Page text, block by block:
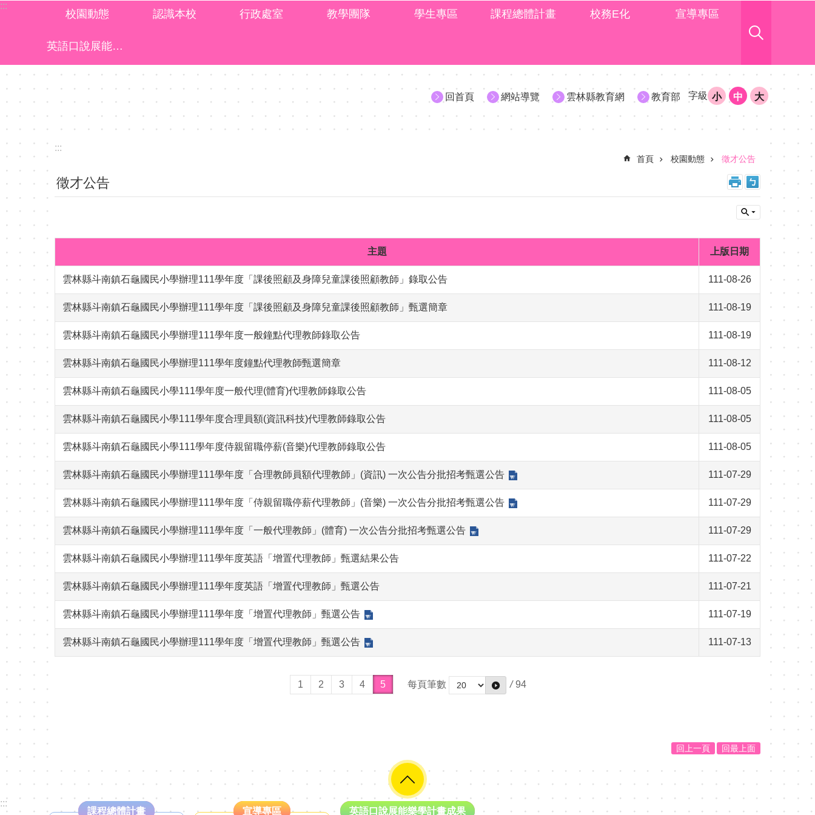
跳到主要內容區塊
:::
校園動態 認識本校 行政處室 教學團隊 學生專區 課程總體計畫 校務E化 宣導專區
英語口說展能樂學計畫成果
回首頁 網站導覽 雲林縣教育網 教育部 字級 小 中 大
:::
首頁 校園動態 徵才公告
徵才公告
主題 上版日期
雲林縣斗南鎮石龜國民小學辦理111學年度「課後照顧及身障兒童課後照顧教師」錄取公告 111-08-26
雲林縣斗南鎮石龜國民小學辦理111學年度「課後照顧及身障兒童課後照顧教師」甄選簡章 111-08-19
雲林縣斗南鎮石龜國民小學辦理111學年度一般鐘點代理教師錄取公告 111-08-19
雲林縣斗南鎮石龜國民小學辦理111學年度鐘點代理教師甄選簡章 111-08-12
雲林縣斗南鎮石龜國民小學111學年度一般代理(體育)代理教師錄取公告 111-08-05
雲林縣斗南鎮石龜國民小學111學年度合理員額(資訊科技)代理教師錄取公告 111-08-05
雲林縣斗南鎮石龜國民小學111學年度侍親留職停薪(音樂)代理教師錄取公告 111-08-05
雲林縣斗南鎮石龜國民小學辦理111學年度「合理教師員額代理教師」(資訊) 一次公告分批招考甄選公告 111-07-29
雲林縣斗南鎮石龜國民小學辦理111學年度「侍親留職停薪代理教師」(音樂) 一次公告分批招考甄選公告 111-07-29
雲林縣斗南鎮石龜國民小學辦理111學年度「一般代理教師」(體育) 一次公告分批招考甄選公告 111-07-29
雲林縣斗南鎮石龜國民小學辦理111學年度英語「增置代理教師」甄選結果公告 111-07-22
雲林縣斗南鎮石龜國民小學辦理111學年度英語「增置代理教師」甄選公告 111-07-21
雲林縣斗南鎮石龜國民小學辦理111學年度「增置代理教師」甄選公告 111-07-19
雲林縣斗南鎮石龜國民小學辦理111學年度「增置代理教師」甄選公告 111-07-13
1 2 3 4 5 每頁筆數 / 94
回上一頁 回最上面
:::
課程總體計畫 宣導專區 英語口說展能樂學計畫成果